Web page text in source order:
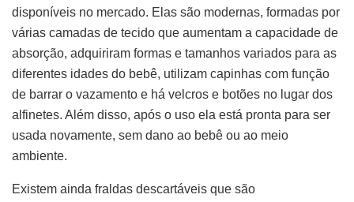
disponíveis no mercado. Elas são modernas, formadas por
várias camadas de tecido que aumentam a capacidade de
absorção, adquiriram formas e tamanhos variados para as
diferentes idades do bebê, utilizam capinhas com função
de barrar o vazamento e há velcros e botões no lugar dos
alfinetes. Além disso, após o uso ela está pronta para ser
usada novamente, sem dano ao bebê ou ao meio
ambiente.
Existem ainda fraldas descartáveis que são